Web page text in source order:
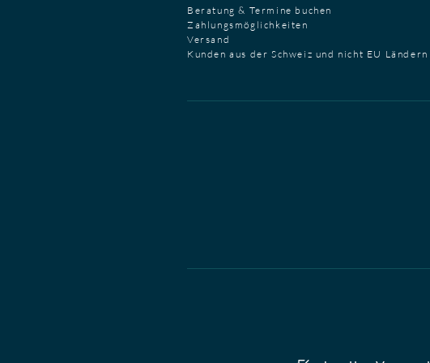
Beratung & Termine buchen
Zahlungsmöglichkeiten
Versand
Kunden aus der Schweiz und nicht EU Ländern